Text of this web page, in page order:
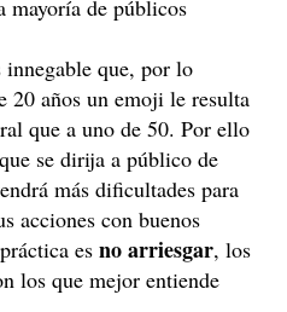
mayoría de públicos
innegable que, por lo
20 años un emoji le resulta
que a uno de 50. Por ello
se dirija a público de
más dificultades para
acciones con buenos
es no arriesgar, los
los que mejor entiende